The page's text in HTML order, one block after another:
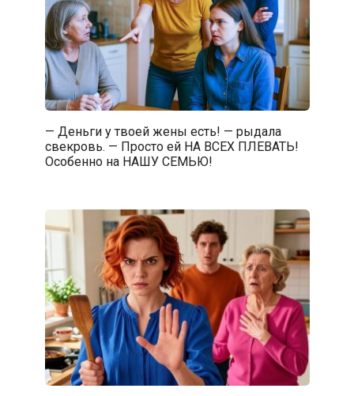
— Деньги у твоей жены есть! — рыдала
свекровь. — Просто ей НА ВСЕХ ПЛЕВАТЬ!
Особенно на НАШУ СЕМЬЮ!